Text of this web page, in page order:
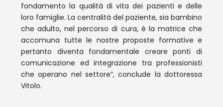
fondamento la qualità di vita dei pazienti e delle
loro famiglie. La centralità del paziente, sia bambino
che adulto, nel percorso di cura, è la matrice che
accomuna tutte le nostre proposte formative e
pertanto diventa fondamentale creare ponti di
comunicazione ed integrazione tra professionisti
che operano nel settore”, conclude la dottoressa
Vitolo.